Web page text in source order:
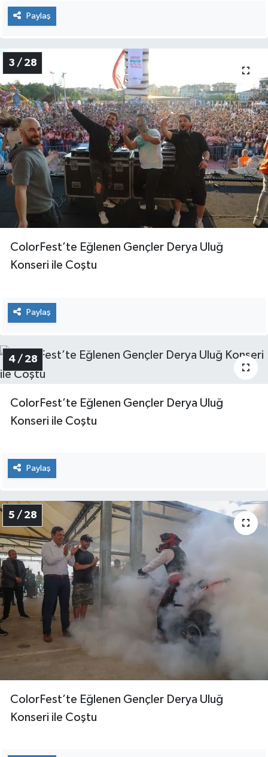
Paylaş
3 / 28
ColorFest’te Eğlenen Gençler Derya Uluğ
Konseri ile Coştu
Paylaş
4 / 28
ColorFest’te Eğlenen Gençler Derya Uluğ
Konseri ile Coştu
Paylaş
5 / 28
ColorFest’te Eğlenen Gençler Derya Uluğ
Konseri ile Coştu